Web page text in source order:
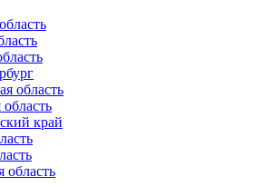
область
край
область